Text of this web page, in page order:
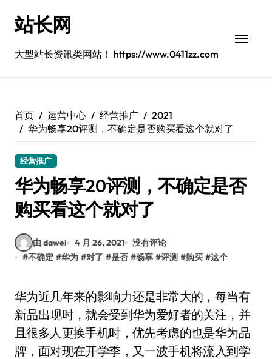
站长网
大型站长资讯类网站！ https://www.0411zz.com
首页 运营中心 经营推广
2021
华为畅享20评测，不确定是否购买看这个就对了
经营推广
华为畅享20评测，不确定是否
购买看这个就对了
由 dawei 4 月 26, 2021
没有评论
#不确定 #华为 #对了 #是否 #畅享 #评测 #购买 #这个
华为近几年来的影响力还是非常大的，每当有
新品出现时，就会受到华为爱好者的关注，并
且很多人更换手机时，优先考虑的也是华为品
牌，面对现在开学季，又一波手机将流入到学